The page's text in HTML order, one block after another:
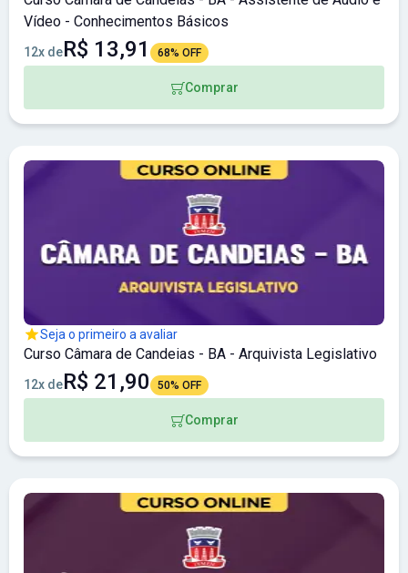
Vídeo - Conhecimentos Básicos
12x deR$ 13,91 68% OFF
Comprar
Seja o primeiro a avaliar
Curso Câmara de Candeias - BA - Arquivista Legislativo
12x deR$ 21,90 50% OFF
Comprar